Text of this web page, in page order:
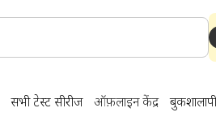
सभी टेस्ट सीरीज ऑफ़लाइन केंद्र बुकशाला